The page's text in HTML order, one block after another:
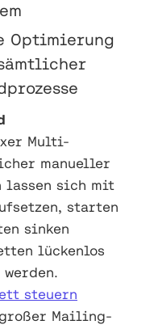
Optimierung
Multi-
manueller
lassen sich mit
starten
sinken
lückenlos
steuern
Mailing-